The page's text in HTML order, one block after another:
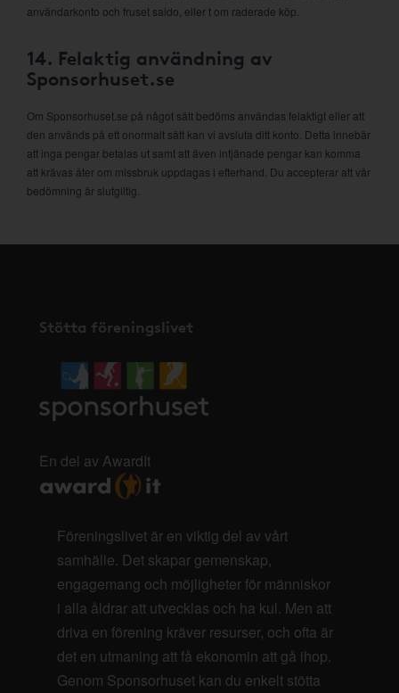
användarkonto och fruset saldo, eller t om raderade köp.
14. Felaktig användning av
Sponsorhuset.se
Om Sponsorhuset.se på något sätt bedöms användas felaktigt eller att
den används på ett onormalt sätt kan vi avsluta ditt konto. Detta innebär
att inga pengar betalas ut samt att även intjänade pengar kan komma
att krävas åter om missbruk uppdagas i efterhand. Du accepterar att vår
bedömning är slutgiltig.
Stötta föreningslivet
En del av AwardIt
Föreningslivet är en viktig del av vårt
samhälle. Det skapar gemenskap,
engagemang och möjligheter för människor
i alla åldrar att utvecklas och ha kul. Men att
driva en förening kräver resurser, och ofta är
det en utmaning att få ekonomin att gå ihop.
Genom Sponsorhuset kan du enkelt stötta